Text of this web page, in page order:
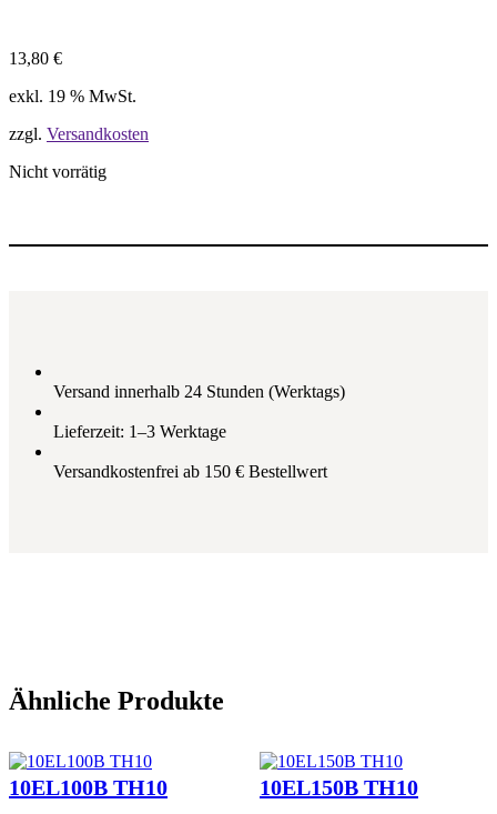
13,80 €
exkl. 19 % MwSt.
zzgl. Versandkosten
Nicht vorrätig
Versand innerhalb 24 Stunden (Werktags)
Lieferzeit: 1–3 Werktage
Versandkostenfrei ab 150 € Bestellwert
Ähnliche Produkte
10EL100B TH10 10EL150B TH10